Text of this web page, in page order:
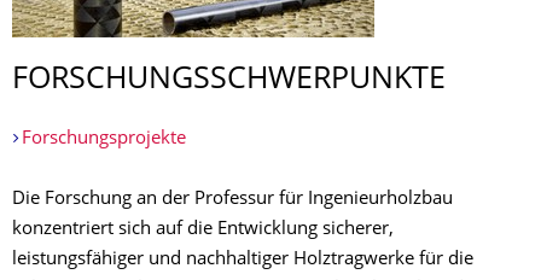
FORSCHUNGS­SCHWERPUNKTE
Forschungsprojekte
Die Forschung an der Professur für Ingenieurholzbau
konzentriert sich auf die Entwicklung sicherer,
leistungsfähiger und nachhaltiger Holztragwerke für die